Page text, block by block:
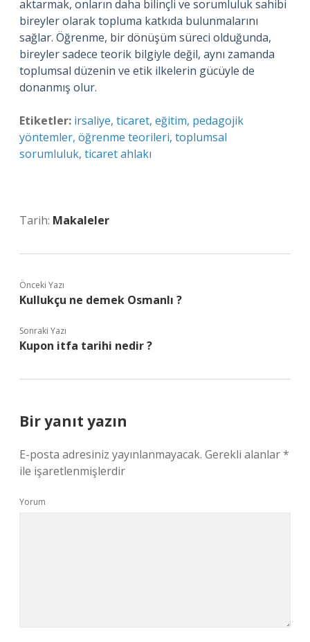
aktarmak, onların daha bilinçli ve sorumluluk sahibi
bireyler olarak topluma katkıda bulunmalarını
sağlar. Öğrenme, bir dönüşüm süreci olduğunda,
bireyler sadece teorik bilgiyle değil, aynı zamanda
toplumsal düzenin ve etik ilkelerin gücüyle de
donanmış olur.
Etiketler: irsaliye, ticaret, eğitim, pedagojik
yöntemler, öğrenme teorileri, toplumsal
sorumluluk, ticaret ahlakı
Tarih: Makaleler
Önceki Yazı
Kullukçu ne demek Osmanlı ?
Sonraki Yazı
Kupon itfa tarihi nedir ?
Bir yanıt yazın
E-posta adresiniz yayınlanmayacak. Gerekli alanlar*
ile işaretlenmişlerdir
Yorum